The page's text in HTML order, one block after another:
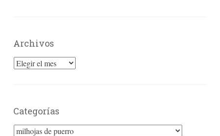
Archivos
Archivos
Categorías
Categorías